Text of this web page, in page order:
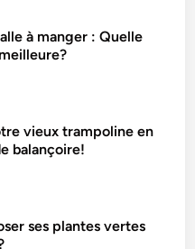
à manger : Quelle
vieux trampoline en
balançoire!
ses plantes vertes